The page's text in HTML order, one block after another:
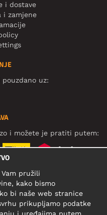
i dostave
i zamjene
uz:
i možete je pratiti putem:
MREŽEpružili
kako bismo
bi naše web stranice
prikupljamo podatke